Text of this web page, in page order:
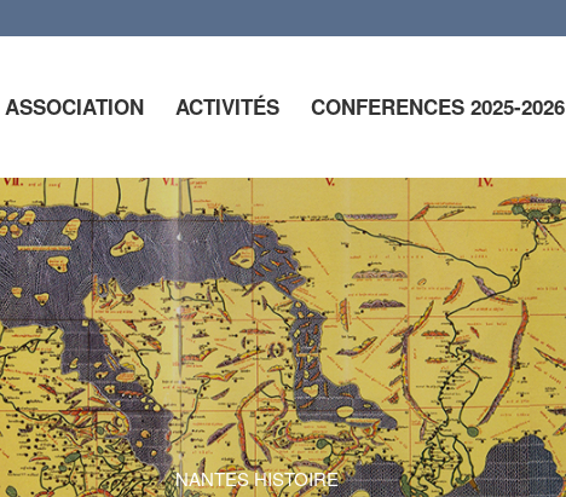
ASSOCIATION ACTIVITÉS CONFERENCES 2025-2026
NANTES HISTOIRE